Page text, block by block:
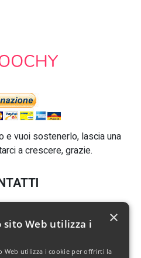
e vuoi sostenerlo, lascia una
a crescere, grazie.
sito Web utilizza i
Web utilizza i cookie per offrirti la
×